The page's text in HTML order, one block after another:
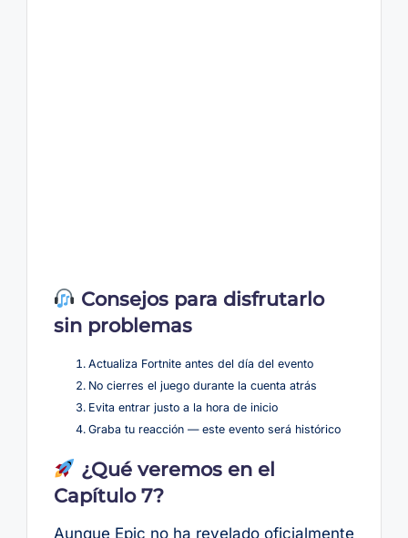
Consejos para disfrutarlo
sin problemas
Actualiza Fortnite antes del día del evento
No cierres el juego durante la cuenta atrás
Evita entrar justo a la hora de inicio
Graba tu reacción — este evento será histórico
¿Qué veremos en el
Capítulo 7?
Aunque Epic no ha revelado oficialmente